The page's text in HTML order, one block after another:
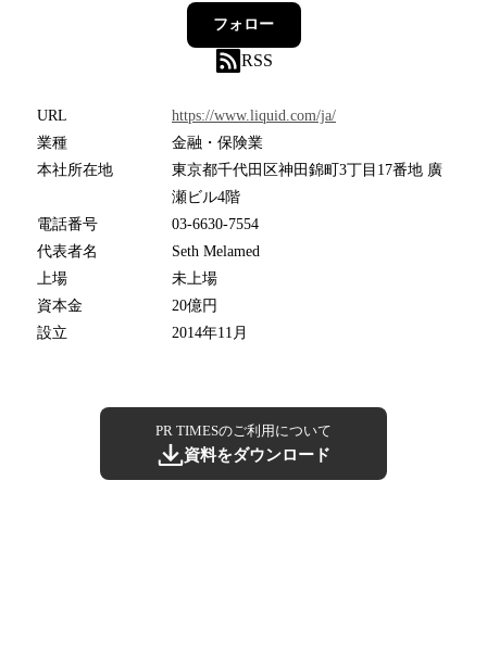
フォロー
RSS
URL
https://www.liquid.com/ja/
業種
金融・保険業
本社所在地
東京都千代田区神田錦町3丁目17番地 廣
瀬ビル4階
電話番号
03-6630-7554
代表者名
Seth Melamed
上場
未上場
資本金
20億円
設立
2014年11月
PR TIMESのご利用について
資料をダウンロード